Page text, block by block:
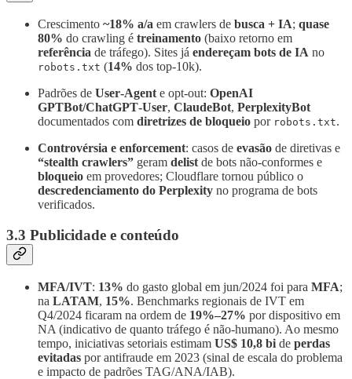
Crescimento ~18% a/a em crawlers de busca + IA; quase
80% do crawling é treinamento (baixo retorno em
referência de tráfego). Sites já endereçam bots de IA no
robots.txt (14% dos top‑10k).
Padrões de User‑Agent e opt‑out: OpenAI
GPTBot/ChatGPT‑User, ClaudeBot, PerplexityBot
documentados com diretrizes de bloqueio por robots.txt.
Controvérsia e enforcement: casos de evasão de diretivas e
“stealth crawlers” geram delist de bots não‑conformes e
bloqueio em provedores; Cloudflare tornou público o
descredenciamento do Perplexity no programa de bots
verificados.
3.3 Publicidade e conteúdo
MFA/IVT: 13% do gasto global em jun/2024 foi para MFA;
na LATAM, 15%. Benchmarks regionais de IVT em
Q4/2024 ficaram na ordem de 19%–27% por dispositivo em
NA (indicativo de quanto tráfego é não‑humano). Ao mesmo
tempo, iniciativas setoriais estimam US$ 10,8 bi de perdas
evitadas por antifraude em 2023 (sinal de escala do problema
e impacto de padrões TAG/ANA/IAB).